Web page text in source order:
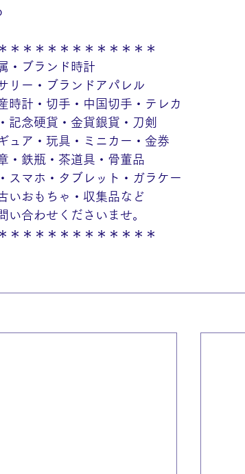
＊＊＊＊＊＊＊＊＊＊＊＊
・ブランド時計
リー・ブランドアパレル
時計・切手・中国切手・テレカ
記念硬貨・金貨銀貨・刀剣
ュア・玩具・ミニカー・金券
・鉄瓶・茶道具・骨董品
スマホ・タブレット・ガラケー
いおもちゃ・収集品など
い合わせくださいませ。
＊＊＊＊＊＊＊＊＊＊＊＊